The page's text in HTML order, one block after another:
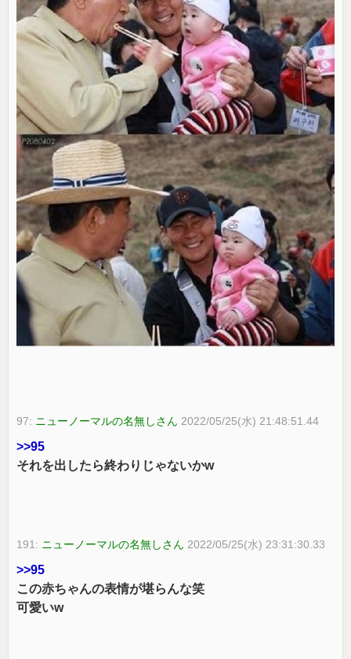
97: ニューノーマルの名無しさん 2022/05/25(水) 21:48:51.44
>>95
それを出したら終わりじゃないかw
191: ニューノーマルの名無しさん 2022/05/25(水) 23:31:30.33
>>95
この赤ちゃんの表情が堪らんな笑
可愛いw